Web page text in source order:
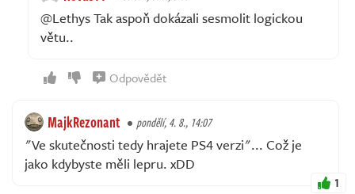
@Lethys Tak aspoň dokázali sesmolit logickou
větu..
Odpovědět
MajkRezonant pondělí, 4. 8., 14:07
"Ve skutečnosti tedy hrajete PS4 verzi"... Což je
jako kdybyste měli lepru. xDD
1